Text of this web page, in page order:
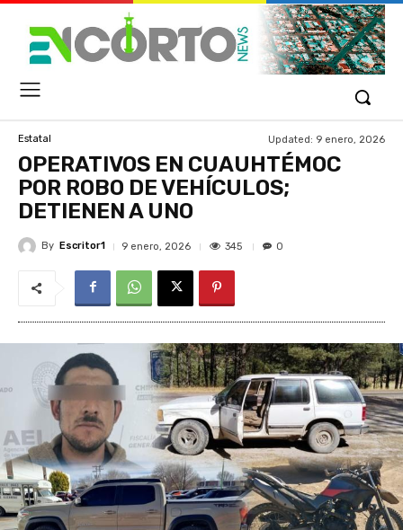
Estatal Updated: 9 enero, 2026
OPERATIVOS EN CUAUHTÉMOC
POR ROBO DE VEHÍCULOS;
DETIENEN A UNO
By Escritor1 9 enero, 2026 345 0